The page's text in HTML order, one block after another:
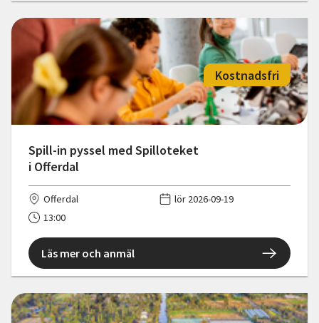
Spill-in pyssel med Spilloteket
i Offerdal
Kostnadsfri
Offerdal
lör 2026-09-19
13:00
Läs mer och anmäl